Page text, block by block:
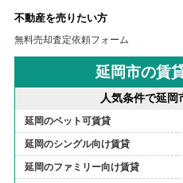
不動産を売りたい方
無料売却査定依頼フォーム
延岡市の賃
人気条件で延
延岡のペット可賃貸
延岡のシングル向け賃貸
延岡のファミリー向け賃貸